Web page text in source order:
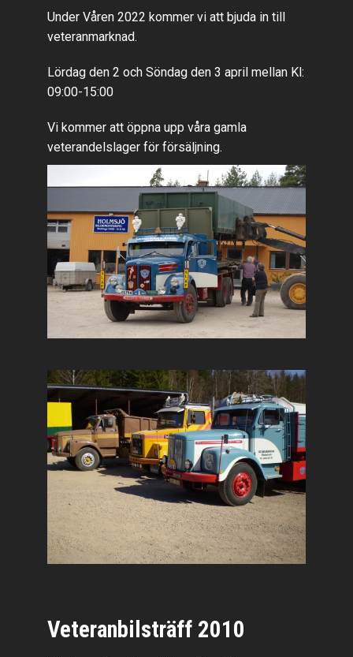
Under Våren 2022 kommer vi att bjuda in till
veteranmarknad.
Lördag den 2 och Söndag den 3 april mellan Kl:
09:00-15:00
Vi kommer att öppna upp våra gamla
veterandelslager för försäljning.
Veteranbilsträff 2010